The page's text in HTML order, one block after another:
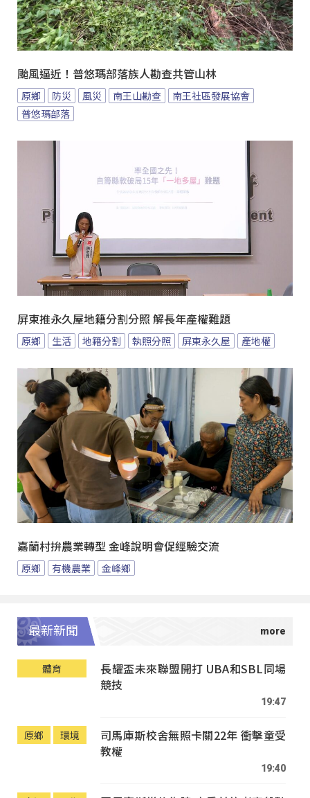
颱風逼近！普悠瑪部落族人勘查共管山林
原鄉 防災 風災 南王山勘查
南王社區發展協會
普悠瑪部落
屏東推永久屋地籍分割分照 解長年產權難題
原鄉 生活 地籍分割 執照分照 屏東永久屋 產地權
嘉蘭村拚農業轉型 金峰說明會促經驗交流
原鄉 有機農業 金峰鄉
最新新聞
體育
長耀盃未來聯盟開打 UBA和SBL同場
競技
19:47
原鄉 環境
司馬庫斯校舍無照卡關22年 衝擊童受
教權
19:40